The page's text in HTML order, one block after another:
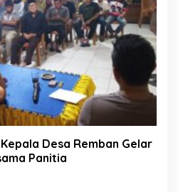
Desa Remban Gelar
Panitia